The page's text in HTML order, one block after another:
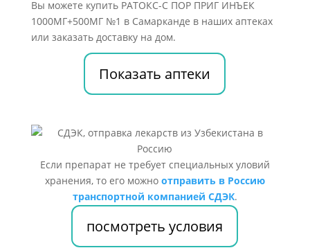
Вы можете купить РАТОКС-С ПОР ПРИГ ИНЪЕК
1000МГ+500МГ №1 в Самарканде в наших аптеках
или заказать доставку на дом.
Показать аптеки
Если препарат не требует специальных уловий
хранения, то его можно отправить в Россию
транспортной компанией СДЭК.
посмотреть условия